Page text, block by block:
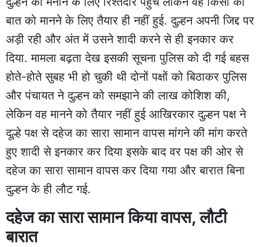
बात को मानने के लिए तैयार ही नहीं हुई. दुल्हन अपनी जिद्द पर
अड़ी रही और अंत में उसने शादी करने से ही इनकार कर
दिया. मामला बढ़ता देख इसकी सूचना पुलिस को दी गई बहस
होते-होते सुबह भी हो चुकी थी दोनों पक्षों को बिठाकर पुलिस
और पंचायत ने दुल्हन को समझाने की लाख कोशिश की,
लेकिन वह मानने को तैयार नहीं हुई आखिरकार दुल्हन पक्ष ने
दूल्हे पक्ष से दहेज का सारा सामान वापस मांगने की मांग करते
हुए शादी से इनकार कर दिया इसके बाद वर पक्ष की ओर से
दहेज का सारा सामान वापस कर दिया गया और बारात बिना
दुल्हन के ही लौट गई.
दहेज का सारा सामान किया वापस, लौटी
बारात